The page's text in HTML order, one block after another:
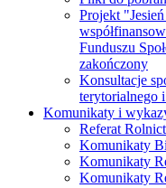
Projekt
Funduszu
zakończony
Konsultacje
terytorialnego
Komunikaty i
Referat
Komunikaty
Komunikaty
Komunikaty